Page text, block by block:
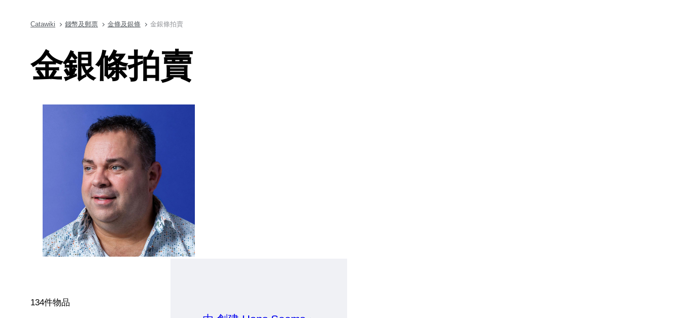
Catawiki 錢幣及郵票 金條及銀條 金銀條拍賣
金銀條拍賣
134件物品